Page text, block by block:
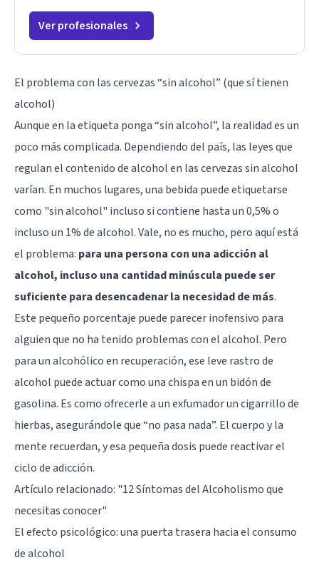
Ver profesionales
El problema con las cervezas “sin alcohol” (que sí tienen
alcohol)
Aunque en la etiqueta ponga “sin alcohol”, la realidad es un
poco más complicada. Dependiendo del país, las leyes que
regulan el contenido de alcohol en las cervezas sin alcohol
varían. En muchos lugares, una bebida puede etiquetarse
como "sin alcohol" incluso si contiene hasta un 0,5% o
incluso un 1% de alcohol. Vale, no es mucho, pero aquí está
el problema: para una persona con una adicción al
alcohol, incluso una cantidad minúscula puede ser
suficiente para desencadenar la necesidad de más.
Este pequeño porcentaje puede parecer inofensivo para
alguien que no ha tenido problemas con el alcohol. Pero
para un alcohólico en recuperación, ese leve rastro de
alcohol puede actuar como una chispa en un bidón de
gasolina. Es como ofrecerle a un exfumador un cigarrillo de
hierbas, asegurándole que “no pasa nada”. El cuerpo y la
mente recuerdan, y esa pequeña dosis puede reactivar el
ciclo de adicción.
Artículo relacionado: "12 Síntomas del Alcoholismo que
necesitas conocer"
El efecto psicológico: una puerta trasera hacia el consumo
de alcohol